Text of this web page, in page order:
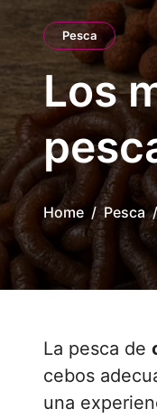
Pesca
Los
Home Pesca
La pesca de
cebos
una